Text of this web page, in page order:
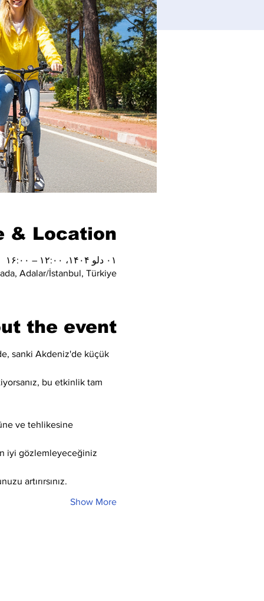
& Location
۰۱ دلو ۱۴۰۴، ۱۲:۰۰ – ۱۶:۰۰
Adalar/İstanbul, Türkiye
the event
sanki Akdeniz'de küçük
bu etkinlik tam
ve tehlikesine
iyi gözlemleyeceğiniz
artırırsınız.
Show More